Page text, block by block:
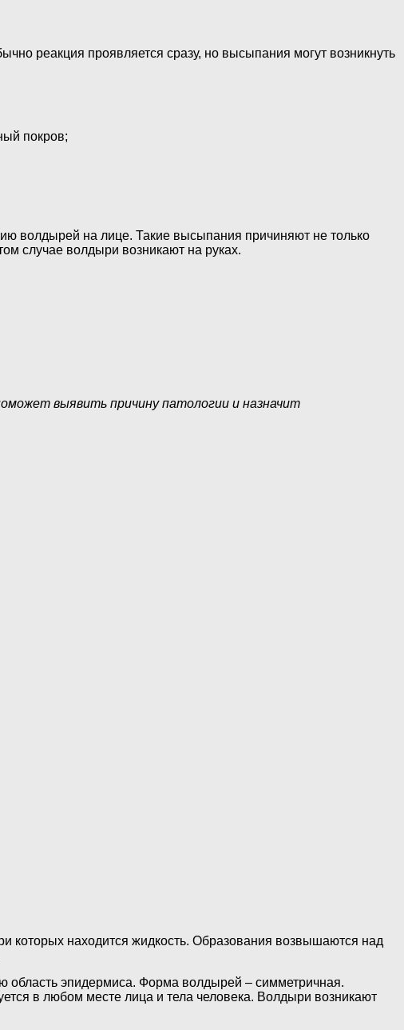
реакция проявляется сразу, но высыпания могут возникнуть
покров;
волдырей на лице. Такие высыпания причиняют не только
случае волдыри возникают на руках.
выявить причину патологии и назначит
которых находится жидкость. Образования возвышаются над
область эпидермиса. Форма волдырей – симметричная.
в любом месте лица и тела человека. Волдыри возникают